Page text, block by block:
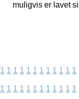
muligvis er lavet
1 1 1 1 1 1 1 1 1 1 1 1
1 1 1 1 1 1 1 1 1 1 1 1